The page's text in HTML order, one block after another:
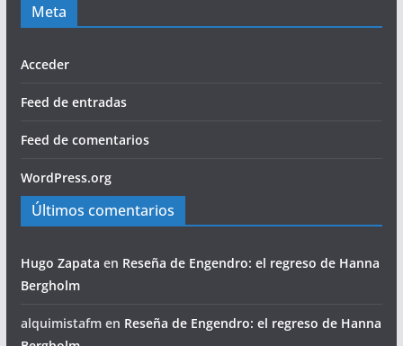
Meta
Acceder
Feed de entradas
Feed de comentarios
WordPress.org
Últimos comentarios
Hugo Zapata en Reseña de Engendro: el regreso de Hanna
Bergholm
alquimistafmen Reseña de Engendro: el regreso de Hanna